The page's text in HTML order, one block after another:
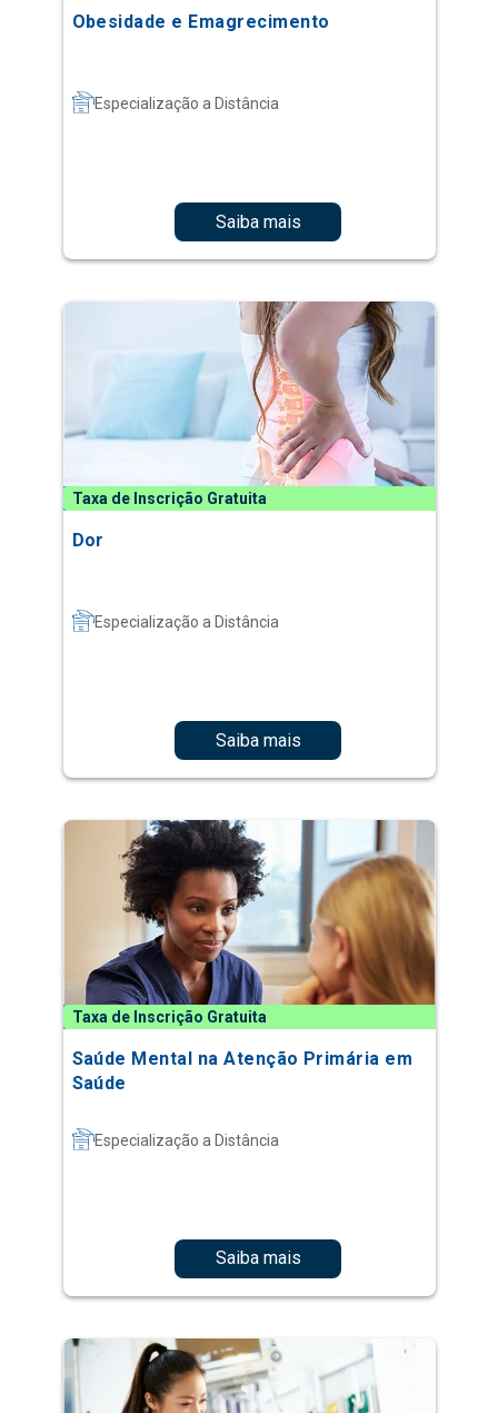
Obesidade e Emagrecimento
Especialização a Distância
Saiba mais
Taxa de Inscrição Gratuita
Dor
Especialização a Distância
Saiba mais
Taxa de Inscrição Gratuita
Saúde Mental na Atenção Primária em
Saúde
Especialização a Distância
Saiba mais